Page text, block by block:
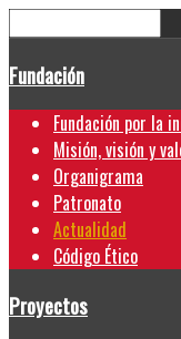
Fundación
Fundación por la
Misión, visión y
Organigrama
Patronato
Actualidad
Código Ético
Proyectos